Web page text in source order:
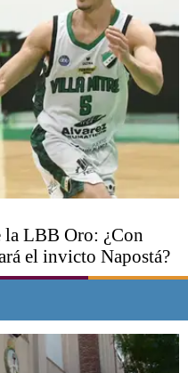
la LBB Oro: ¿Con
el invicto Napostá?